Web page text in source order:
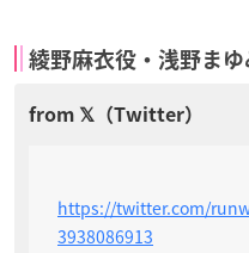
綾野麻衣役・浅野まゆ
https://twitter.com/
3938086913